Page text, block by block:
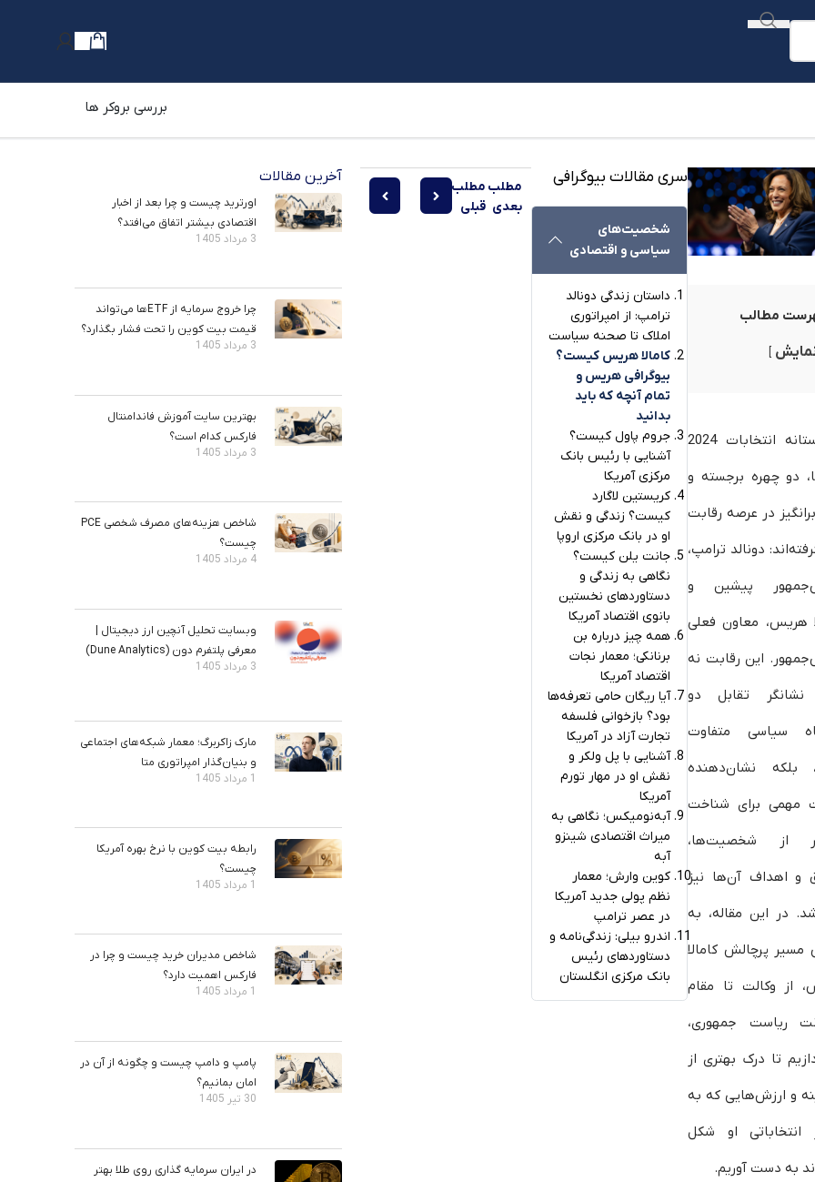
بررسی بروکر ها
مطالب
در آستانه انتخابات 2024
دو چهره برجسته و
در عرصه رقابت
دونالد ترامپ،
پیشین و
هریس، معاون فعلی
این رقابت نه
نشانگر تقابل دو
سیاسی متفاوت
بلکه نشان‌دهنده
مهمی برای شناخت
از شخصیت‌ها،
و اهداف آن‌ها نیز
در این مقاله، به
مسیر پرچالش کامالا
از وکالت تا مقام
ریاست جمهوری،
تا درک بهتری از
و ارزش‌هایی که به
انتخاباتی او شکل
به دست آوریم.
سری مقالات بیوگرافی
شخصیت‌های
سیاسی و اقتصادی
داستان زندگی دونالد
ترامپ: از امپراتوری
املاک تا صحنه سیاست
کامالا هریس کیست؟
بیوگرافی هریس و
تمام آنچه که باید
بدانید
جروم پاول کیست؟
آشنایی با رئیس بانک
مرکزی آمریکا
کریستین لاگارد
کیست؟ زندگی و نقش
او در بانک مرکزی اروپا
جانت یلن کیست؟
نگاهی به زندگی و
دستاوردهای نخستین
بانوی اقتصاد آمریکا
همه چیز درباره بن
برنانکی؛ معمار نجات
اقتصاد آمریکا
آیا ریگان حامی تعرفه‌ها
بود؟ بازخوانی فلسفه
تجارت آزاد در آمریکا
آشنایی با پل ولکر و
نقش او در مهار تورم
آمریکا
آبه‌نومیکس؛ نگاهی به
میراث اقتصادی شینزو
آبه
کوین وارش؛ معمار
نظم پولی جدید آمریکا
در عصر ترامپ
اندرو بیلی: زندگی‌نامه و
دستاوردهای رئیس
بانک مرکزی انگلستان
مطلب
بعدی
مطلب
قبلی
توکن‌ غیرقابل تعویض (NFT) چیست؟ ویژگی‌های NFT
داستان زندگی دونالد ترامپ: از امپراتوری املاک تا صحنه سیاست
آخرین مقالات
اورترید چیست و چرا بعد از اخبار
اقتصادی بیشتر اتفاق می‌افتد؟
3 مرداد 1405
چرا خروج سرمایه از ETFها می‌تواند
قیمت بیت‌ کوین را تحت فشار بگذارد؟
3 مرداد 1405
بهترین سایت آموزش فاندامنتال
فارکس کدام است؟
3 مرداد 1405
شاخص هزینه‌های مصرف شخصی PCE
چیست؟
4 مرداد 1405
وبسایت تحلیل آنچین ارز دیجیتال |
معرفی پلتفرم دون (Dune Analytics)
3 مرداد 1405
مارک زاکربرگ؛ معمار شبکه‌های اجتماعی
و بنیان‌گذار امپراتوری متا
1 مرداد 1405
رابطه بیت‌ کوین با نرخ بهره آمریکا
چیست؟
1 مرداد 1405
شاخص مدیران خرید چیست و چرا در
فارکس اهمیت دارد؟
1 مرداد 1405
پامپ و دامپ چیست و چگونه از آن در
امان بمانیم؟
30 تیر 1405
در ایران سرمایه گذاری روی طلا بهتر